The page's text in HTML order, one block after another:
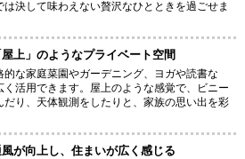
決して味わえない贅沢なひとときを過ごせま
上」のようなプライベート空間
な家庭菜園やガーデニング、ヨガや読書な
く活用できます。屋上のような感覚で、ビニー
だり、天体観測をしたりと、家族の思い出を彩
が向上し、住まいが広く感じる